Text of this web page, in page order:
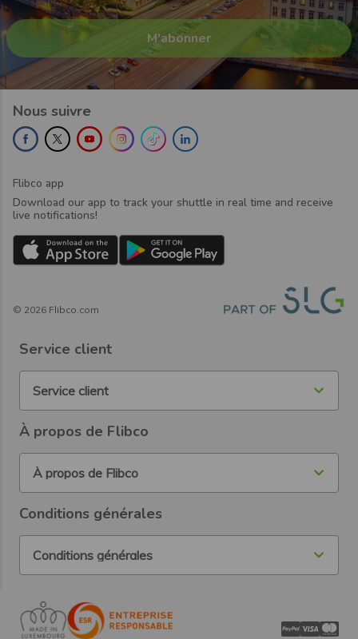
Nous suivre
Flibco app
Download our app to track your shuttle in real time and receive
live notifications!
© 2026 Flibco.com
Service client
Service client
À propos de Flibco
À propos de Flibco
Conditions générales
Conditions générales